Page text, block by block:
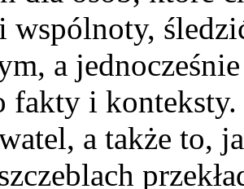
wspólnoty,
a
fakty i konteksty.
a także to,